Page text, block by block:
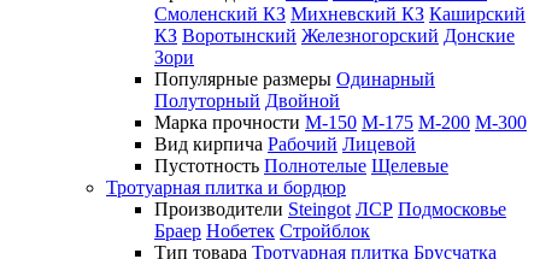
Смоленский КЗ Михневский КЗ Каширский
КЗ Воротынский Железногорский Донские
Зори
Популярные размеры Одинарный
Полуторный Двойной
Марка прочности М-150 М-175 М-200 М-300
Вид кирпича Рабочий Лицевой
Пустотность Полнотелые Щелевые
Тротуарная плитка и бордюр
Производители Steingot ЛСР Подмосковье
Браер Нобетек Стройблок
Тип товара Тротуарная плитка Брусчатка